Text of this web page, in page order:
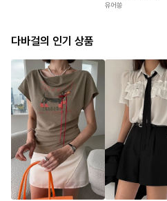
유어쏭
다바걸의 인기 상품